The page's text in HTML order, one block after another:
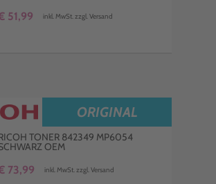
51,99 inkl. MwSt. zzgl. Versand
ORIGINAL
TONER 842349 MP6054
OEM
73,99 inkl. MwSt. zzgl. Versand